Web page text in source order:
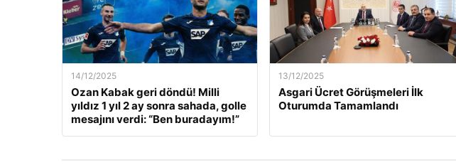
14/12/2025
Ozan Kabak geri döndü! Milli
yıldız 1 yıl 2 ay sonra sahada, golle
mesajını verdi: “Ben buradayım!”
13/12/2025
Asgari Ücret Görüşmeleri İlk
Oturumda Tamamlandı